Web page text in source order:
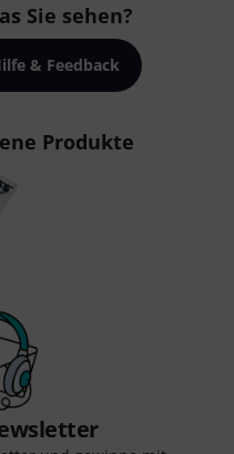
Sie sehen?
& Feedback
Produkte